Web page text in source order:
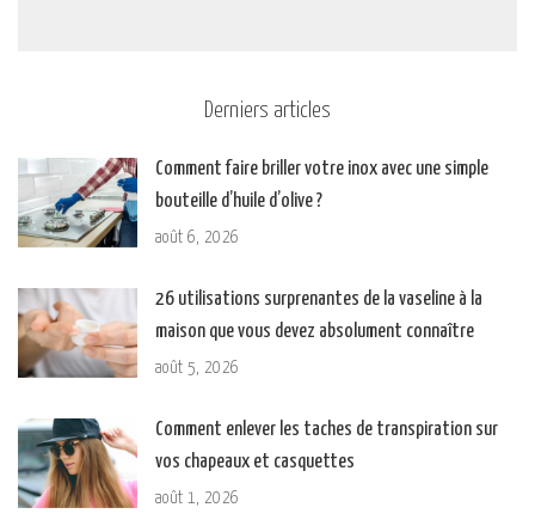
Derniers articles
Comment faire briller votre inox avec une simple
bouteille d’huile d’olive ?
août 6, 2026
26 utilisations surprenantes de la vaseline à la
maison que vous devez absolument connaître
août 5, 2026
Comment enlever les taches de transpiration sur
vos chapeaux et casquettes
août 1, 2026